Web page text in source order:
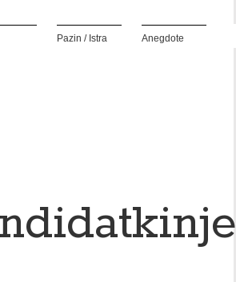
Pazin / Istra Anegdote